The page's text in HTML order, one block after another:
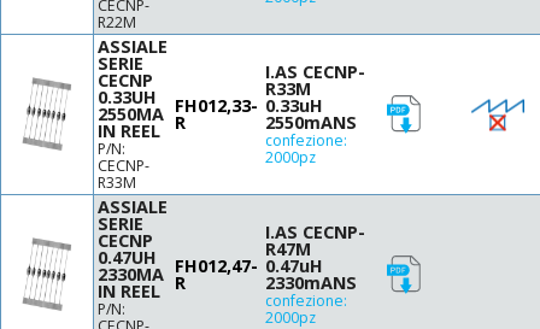
Ø9.5 H7.0
Ø10 H5.4
Ø10 H12.0
Ø11 H10.0
Ø11 H12.0
Ø13 H15.0
Ø16 H7.5
Ø16 H8
Ø16 H8.5
Ø16 H13
Ø19 H22.0
Ø23 H13
12
18
22
27
40
42
47
CECNP-
R22M
ASSIALE
SERIE
CECNP
0.33UH
2550MA
IN REEL
P/N:
CECNP-
R33M
FH012,33-
R
I.AS CECNP-
R33M
0.33uH
2550mANS
confezione:
2000pz
ASSIALE
SERIE
CECNP
0.47UH
2330MA
IN REEL
P/N:
FH012,47-
R
I.AS CECNP-
R47M
0.47uH
2330mANS
confezione:
2000pz